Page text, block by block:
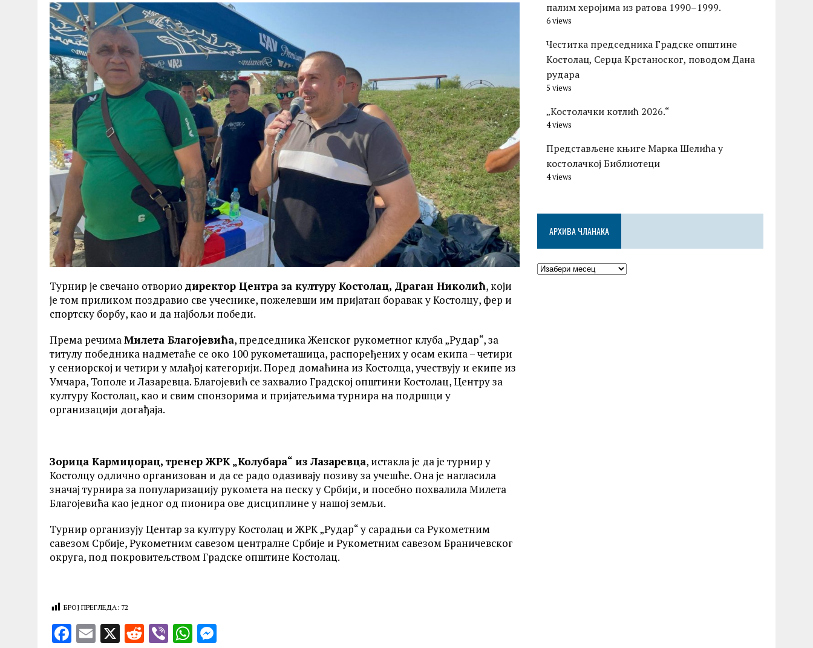
Турнир је свечано отворио директор Центра за културу Костолац, Драган Николић, који
је том приликом поздравио све учеснике, пожелевши им пријатан боравак у Костолцу, фер и
спортску борбу, као и да најбољи победи.
Према речимаМилета Благојевића, председника Женског рукометног клуба „Рудар“, за
титулу победника надметаће се око 100 рукометашица, распоређених у осам екипа – четири
у сениорској и четири у млађој категорији. Поред домаћина из Костолца, учествују и екипе из
Умчара, Тополе и Лазаревца. Благојевић се захвалио Градској општини Костолац, Центру за
културу Костолац, као и свим спонзорима и пријатељима турнира на подршци у
организацији догађаја.
Зорица Кармиџорац, тренер ЖРК „Колубара“ из Лазаревца, истакла је да је турнир у
Костолцу одлично организован и да се радо одазивају позиву за учешће. Она је нагласила
значај турнира за популаризацију рукомета на песку у Србији, и посебно похвалила Милета
Благојевића као једног од пионира ове дисциплине у нашој земљи.
Турнир организују Центар за културу Костолац и ЖРК „Рудар“ у сарадњи са Рукометним
савезом Србије, Рукометним савезом централне Србије и Рукометним савезом Браничевског
округа, под покровитељством Градске општине Костолац.
БРОЈ ПРЕГЛЕДА: 72
F E X R V W
палим херојима из ратова 1990–1999.
6 views
Честитка председника Градске општине
Костолац, Серџа Крстаноског, поводом Дана
рудара
5 views
„Костолачки котлић 2026.“
4 views
Представљене књиге Марка Шелића у
костолачкој Библиотеци
4 views
АРХИВА ЧЛАНАКА